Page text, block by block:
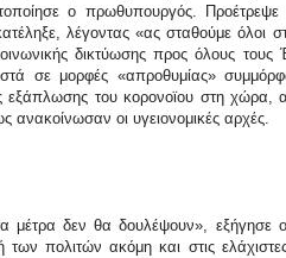
ο πρωθυπουργός. Προέτρεψε
λέγοντας «ας σταθούμε όλοι
δικτύωσης προς όλους τους
σε μορφές «απροθυμίας»
εξάπλωσης του κορονοϊου στη χώρα,
οι υγειονομικές αρχές.
μέτρα δεν θα δουλέψουν», εξήγησε
πολιτών ακόμη και στις